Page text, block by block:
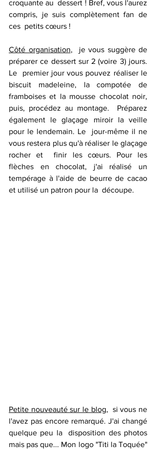
croquante au  dessert ! Bref, vous l'aurez
compris, je suis complètement fan de
ces  petits cœurs !
Côté organisation,  je vous suggère de
préparer ce dessert sur 2 (voire 3) jours.
Le  premier jour vous pouvez réaliser le
biscuit madeleine, la compotée de
framboises et la mousse chocolat noir,
puis, procédez au montage.  Préparez
également le glaçage miroir la veille
pour le lendemain. Le  jour-même il ne
vous restera plus qu'à réaliser le glaçage
rocher et  finir les cœurs. Pour les
flèches en chocolat, j'ai réalisé un
tempérage à l'aide de beurre de cacao
et utilisé un patron pour la  découpe.
Petite nouveauté sur le blog,  si vous ne
l'avez pas encore remarqué. J'ai changé
quelque peu la  disposition des photos
mais pas que... Mon logo "Titi la Toquée"